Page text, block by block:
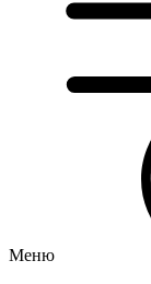
Меню